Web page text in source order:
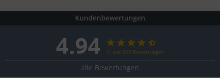
Kundenbewertungen
4.94 ∅ aus 509 Bewertungen
alle Bewertungen